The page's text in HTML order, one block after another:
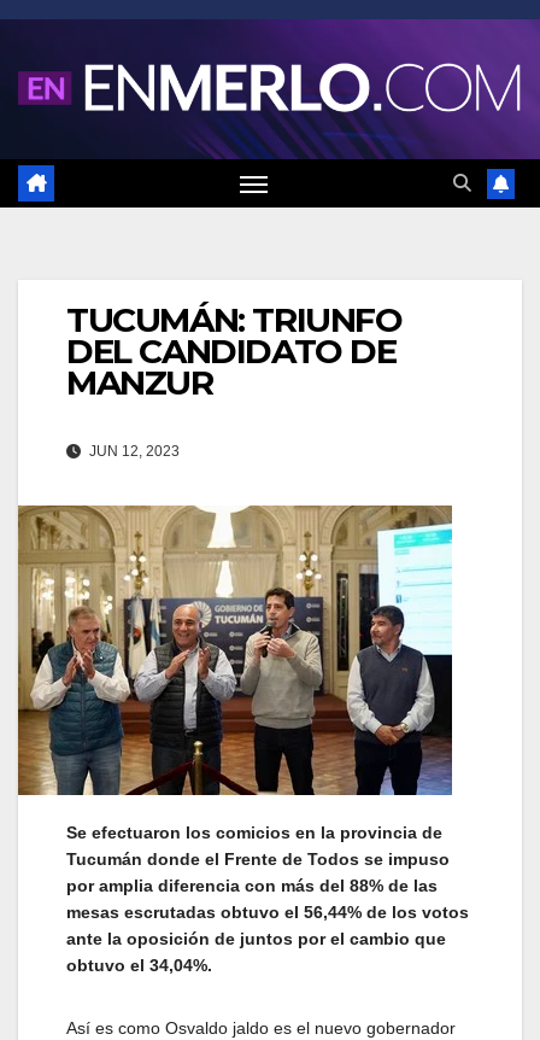
Saltar
contenido
TUCUMÁN: TRIUNFO
DEL CANDIDATO DE
MANZUR
JUN 12, 2023
Se efectuaron los comicios en la provincia de
Tucumán donde el Frente de Todos se impuso
por amplia diferencia con más del 88% de las
mesas escrutadas obtuvo el 56,44% de los votos
ante la oposición de juntos por el cambio que
obtuvo el 34,04%.
Así es como Osvaldo jaldo es el nuevo gobernador